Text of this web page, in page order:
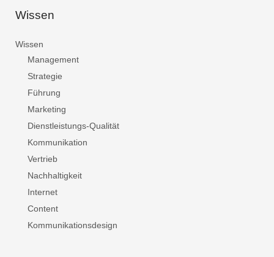
Wissen
Wissen
Management
Strategie
Führung
Marketing
Dienstleistungs-Qualität
Kommunikation
Vertrieb
Nachhaltigkeit
Internet
Content
Kommunikationsdesign